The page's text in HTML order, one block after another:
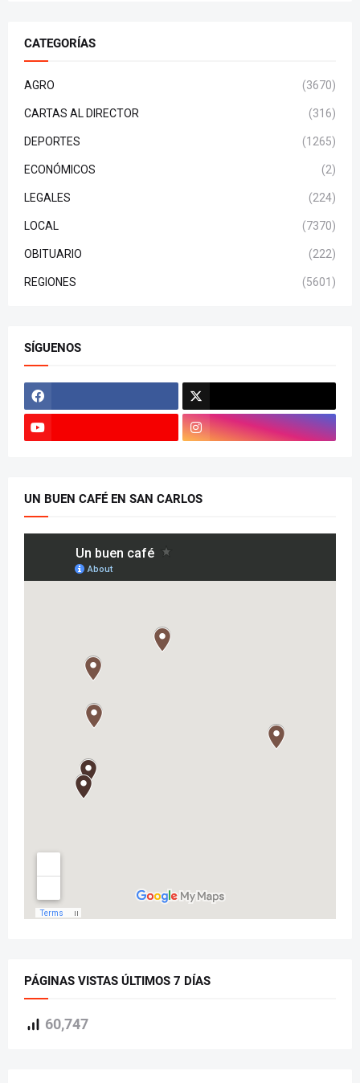
CATEGORÍAS
AGRO (3670)
CARTAS AL DIRECTOR (316)
DEPORTES (1265)
ECONÓMICOS (2)
LEGALES (224)
LOCAL (7370)
OBITUARIO (222)
REGIONES (5601)
SÍGUENOS
UN BUEN CAFÉ EN SAN CARLOS
PÁGINAS VISTAS ÚLTIMOS 7 DÍAS
60,747